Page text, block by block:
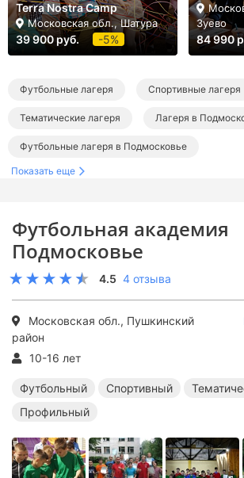
Футбольная академия
Подмосковье
4.5 4 отзыва
Московская обл., Пушкинский
район
10-16 лет
Футбольный Спортивный
Профильный
Terra Nostra Camp
Московская обл., Шатура
39 900 руб. -5%
Зуево
84 990
Футбольные лагеря Спортивные лагеря
Тематические лагеря Лагеря в
Футбольные лагеря в Подмосковье
Спортивные лагеря в Подмосковье
Показать еще